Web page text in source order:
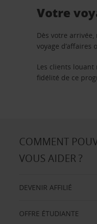
Votre
Dès votre
voyage d’affaires
Les clients
fidélité de ce
COMMENT
VOUS AIDER ?
DEVENIR AFFILIÉ
OFFRE ÉTUDIANTE